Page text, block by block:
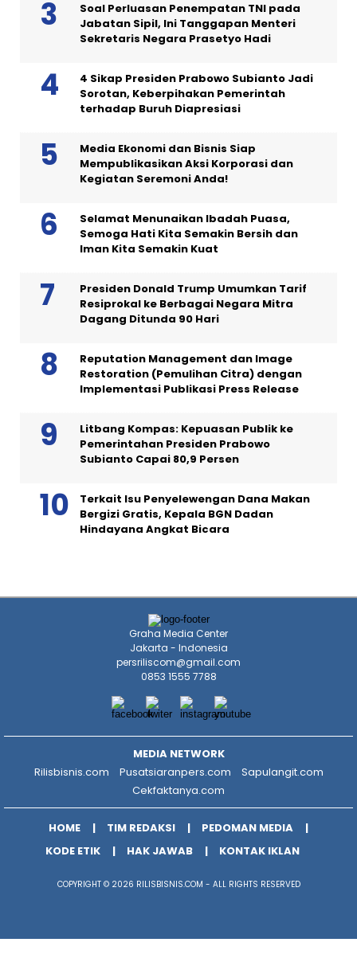
Soal Perluasan Penempatan TNI pada
Jabatan Sipil, Ini Tanggapan Menteri
Sekretaris Negara Prasetyo Hadi
4 Sikap Presiden Prabowo Subianto Jadi
Sorotan, Keberpihakan Pemerintah
terhadap Buruh Diapresiasi
Media Ekonomi dan Bisnis Siap
Mempublikasikan Aksi Korporasi dan
Kegiatan Seremoni Anda!
Selamat Menunaikan Ibadah Puasa,
Semoga Hati Kita Semakin Bersih dan
Iman Kita Semakin Kuat
Presiden Donald Trump Umumkan Tarif
Resiprokal ke Berbagai Negara Mitra
Dagang Ditunda 90 Hari
Reputation Management dan Image
Restoration (Pemulihan Citra) dengan
Implementasi Publikasi Press Release
Litbang Kompas: Kepuasan Publik ke
Pemerintahan Presiden Prabowo
Subianto Capai 80,9 Persen
Terkait Isu Penyelewengan Dana Makan
Bergizi Gratis, Kepala BGN Dadan
Hindayana Angkat Bicara
Graha Media Center
Jakarta - Indonesia
persriliscom@gmail.com
0853 1555 7788
MEDIA NETWORK
Rilisbisnis.com
Pusatsiaranpers.com
Sapulangit.com
Cekfaktanya.com
HOME TIM REDAKSI
PEDOMAN MEDIA
KODE ETIK
HAK JAWAB KONTAK IKLAN
COPYRIGHT © 2026 RILISBISNIS.COM - ALL RIGHTS RESERVED